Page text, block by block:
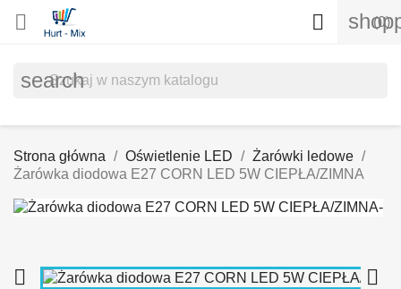
 (0)

search
Strona główna Oświetlenie LED
Żarówki ledowe
Żarówka diodowa E27 CORN LED 5W CIEPŁA/ZIMNA
 